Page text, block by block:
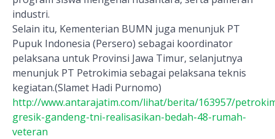
industri.
Selain itu, Kementerian BUMN juga menunjuk PT
Pupuk Indonesia (Persero) sebagai koordinator
pelaksana untuk Provinsi Jawa Timur, selanjutnya
menunjuk PT Petrokimia sebagai pelaksana teknis
kegiatan.(Slamet Hadi Purnomo)
http://www.antarajatim.com/lihat/berita/163957/
gresik-gandeng-tni-realisasikan-bedah-48-rumah-
veteran